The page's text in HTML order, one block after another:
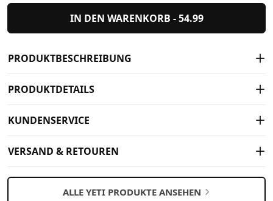
IN DEN WARENKORB -54.99
PRODUKTBESCHREIBUNG
PRODUKTDETAILS
KUNDENSERVICE
VERSAND & RETOUREN
ALLE YETI PRODUKTE ANSEHEN